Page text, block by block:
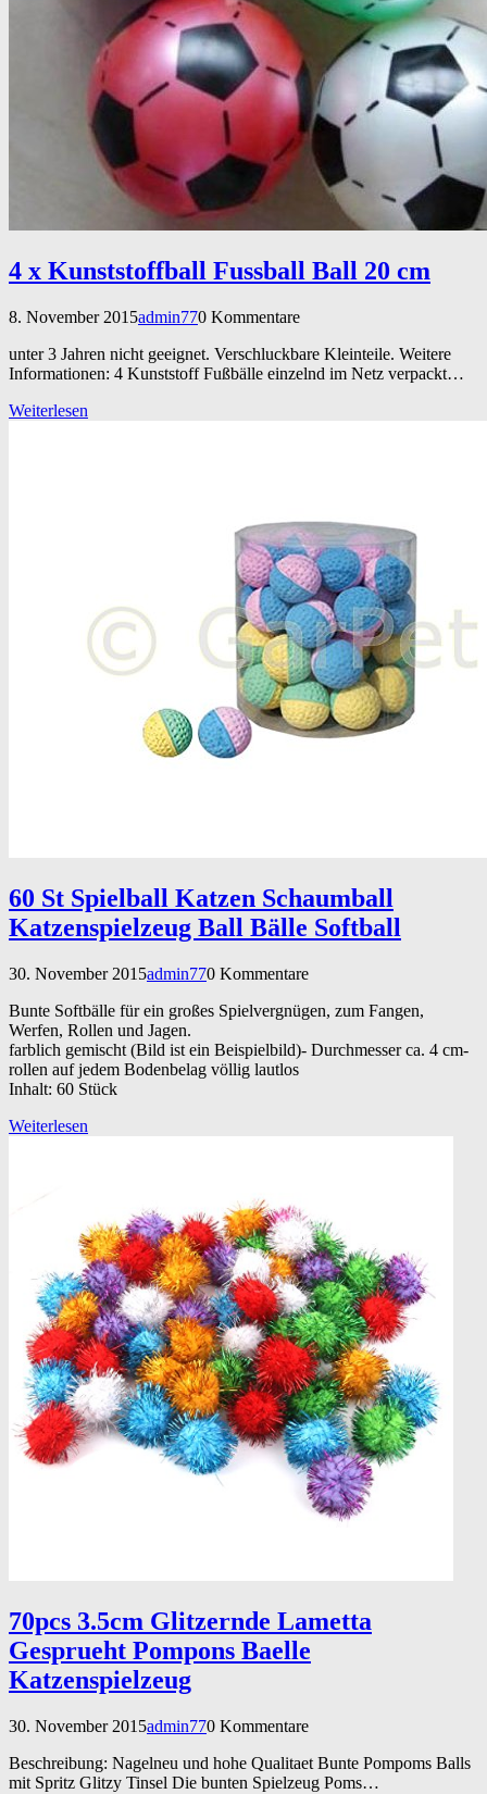
4 x Kunststoffball Fussball Ball 20 cm
8. November 2015admin770 Kommentare
unter 3 Jahren nicht geeignet. Verschluckbare Kleinteile. Weitere
Informationen: 4 Kunststoff Fußbälle einzelnd im Netz verpackt…
Weiterlesen
60 St Spielball Katzen Schaumball
Katzenspielzeug Ball Bälle Softball
30. November 2015admin770 Kommentare
Bunte Softbälle für ein großes Spielvergnügen, zum Fangen,
Werfen, Rollen und Jagen.
farblich gemischt (Bild ist ein Beispielbild)- Durchmesser ca. 4 cm-
rollen auf jedem Bodenbelag völlig lautlos
Inhalt: 60 Stück
Weiterlesen
70pcs 3.5cm Glitzernde Lametta
Gesprueht Pompons Baelle
Katzenspielzeug
30. November 2015admin770 Kommentare
Beschreibung: Nagelneu und hohe Qualitaet Bunte Pompoms Balls
mit Spritz Glitzy Tinsel Die bunten Spielzeug Poms…